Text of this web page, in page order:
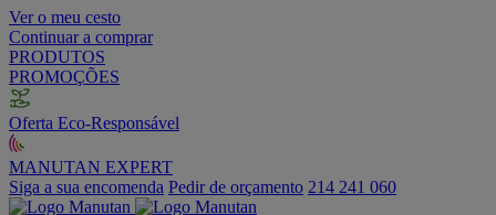
Ver o meu cesto
Continuar a comprar
PRODUTOS
PROMOÇÕES
Oferta Eco-Responsável
MANUTAN EXPERT
Siga a sua encomenda Pedir de orçamento 214 241 060